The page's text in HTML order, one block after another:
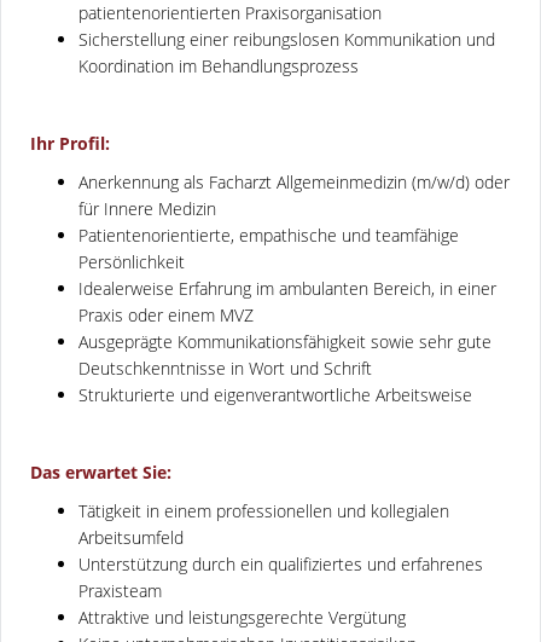
patientenorientierten Praxisorganisation
Sicherstellung einer reibungslosen Kommunikation und
Koordination im Behandlungsprozess
Ihr Profil:
Anerkennung als Facharzt Allgemeinmedizin (m/w/d) oder
für Innere Medizin
Patientenorientierte, empathische und teamfähige
Persönlichkeit
Idealerweise Erfahrung im ambulanten Bereich, in einer
Praxis oder einem MVZ
Ausgeprägte Kommunikationsfähigkeit sowie sehr gute
Deutschkenntnisse in Wort und Schrift
Strukturierte und eigenverantwortliche Arbeitsweise
Das erwartet Sie:
Tätigkeit in einem professionellen und kollegialen
Arbeitsumfeld
Unterstützung durch ein qualifiziertes und erfahrenes
Praxisteam
Attraktive und leistungsgerechte Vergütung